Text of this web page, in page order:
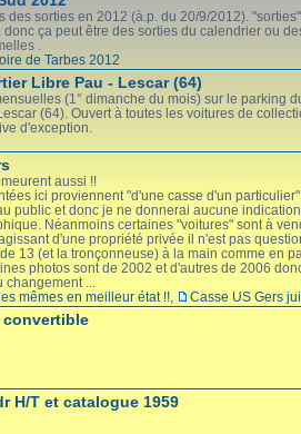
des sorties en 2012 (à.p. du 20/9/2012).
ça peut être des sorties du calendrier ou
.
de Tarbes 2012
Libre Pau - Lescar (64)
(1° dimanche du mois) sur le parking
(64). Ouvert à toutes les voitures de
d'exception.
aussi !!
ici proviennent "d'une casse d'un
public et donc je ne donnerai aucune
Néanmoins certaines "voitures" sont à
d'une propriété privée il n'est pas
13 (et la tronçonneuse) à la main comme en
photos sont de 2002 et d'autres de 2006
...
mêmes en meilleur état !! Casse US Gers
convertible
H/T et catalogue 1959